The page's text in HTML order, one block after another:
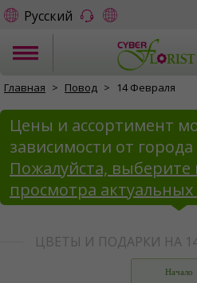
Русский
Главная Повод 14 Февраля
Цены и ассортимент
зависимости от города
Пожалуйста, выберите
просмотра актуальных
ЦВЕТЫ И ПОДАРКИ НА
Начало